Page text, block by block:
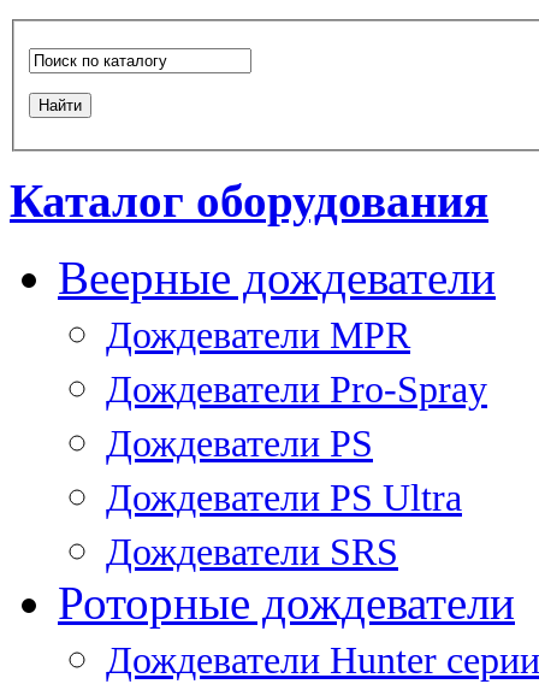
Каталог оборудования
Веерные дождеватели
Дождеватели MPR
Дождеватели Pro-Spray
Дождеватели PS
Дождеватели PS Ultra
Дождеватели SRS
Роторные дождеватели
Дождеватели Hunter